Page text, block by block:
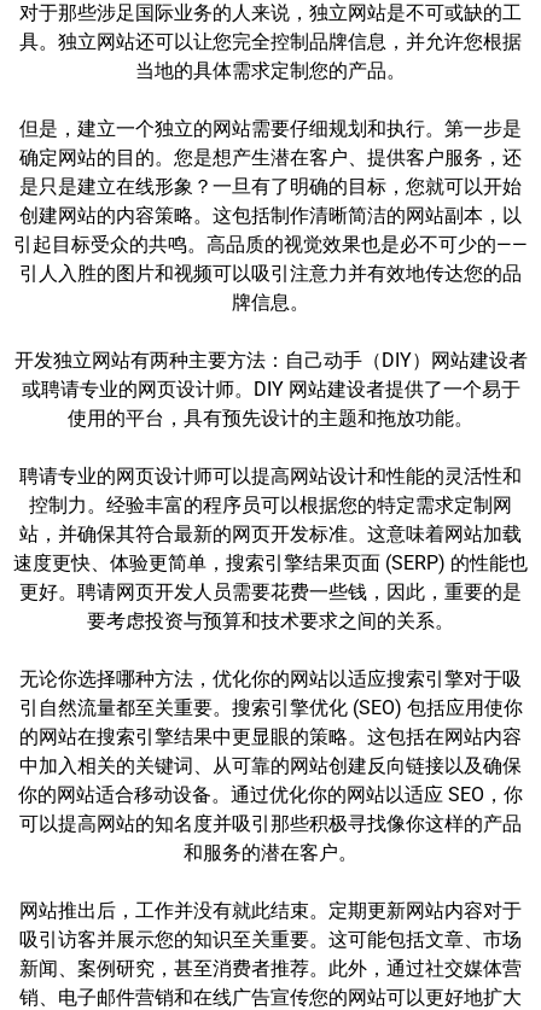
对于那些涉足国际业务的人来说，独立网站是不可或缺的工
具。独立网站还可以让您完全控制品牌信息，并允许您根据
当地的具体需求定制您的产品。
但是，建立一个独立的网站需要仔细规划和执行。第一步是
确定网站的目的。您是想产生潜在客户、提供客户服务，还
是只是建立在线形象？一旦有了明确的目标，您就可以开始
创建网站的内容策略。这包括制作清晰简洁的网站副本，以
引起目标受众的共鸣。高品质的视觉效果也是必不可少的——
引人入胜的图片和视频可以吸引注意力并有效地传达您的品
牌信息。
开发独立网站有两种主要方法：自己动手（DIY）网站建设者
或聘请专业的网页设计师。DIY 网站建设者提供了一个易于
使用的平台，具有预先设计的主题和拖放功能。
聘请专业的网页设计师可以提高网站设计和性能的灵活性和
控制力。经验丰富的程序员可以根据您的特定需求定制网
站，并确保其符合最新的网页开发标准。这意味着网站加载
速度更快、体验更简单，搜索引擎结果页面 (SERP) 的性能也
更好。聘请网页开发人员需要花费一些钱，因此，重要的是
要考虑投资与预算和技术要求之间的关系。
无论你选择哪种方法，优化你的网站以适应搜索引擎对于吸
引自然流量都至关重要。搜索引擎优化 (SEO) 包括应用使你
的网站在搜索引擎结果中更显眼的策略。这包括在网站内容
中加入相关的关键词、从可靠的网站创建反向链接以及确保
你的网站适合移动设备。通过优化你的网站以适应 SEO，你
可以提高网站的知名度并吸引那些积极寻找像你这样的产品
和服务的潜在客户。
网站推出后，工作并没有就此结束。定期更新网站内容对于
吸引访客并展示您的知识至关重要。这可能包括文章、市场
新闻、案例研究，甚至消费者推荐。此外，通过社交媒体营
销、电子邮件营销和在线广告宣传您的网站可以更好地扩大